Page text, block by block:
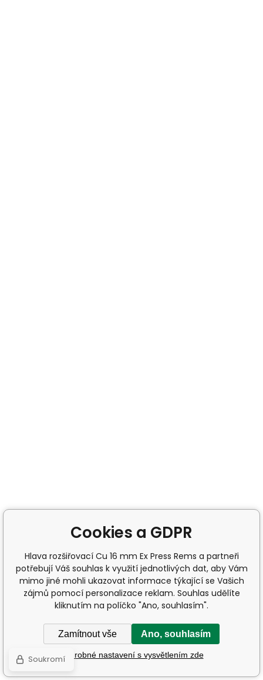
Cookies a GDPR
Hlava rozšiřovací Cu 16 mm Ex Press Rems a partneři
potřebují Váš souhlas k využití jednotlivých dat, aby Vám
mimo jiné mohli ukazovat informace týkající se Vašich
zájmů pomocí personalizace reklam. Souhlas udělíte
kliknutím na políčko "Ano, souhlasím".
Zamítnout vše Ano, souhlasím
Podrobné nastavení s vysvětlením zde
Soukromí